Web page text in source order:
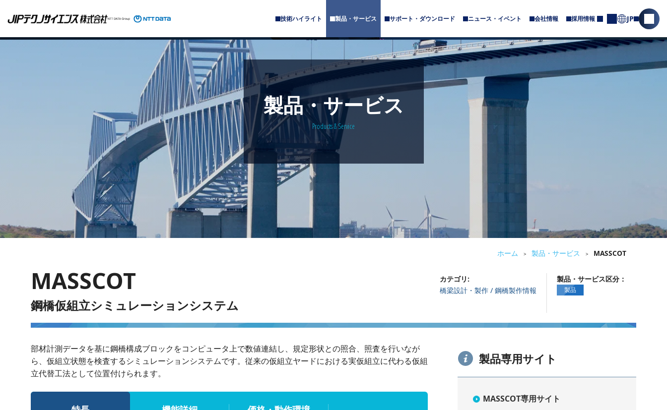
技術ハイライト 製品・サービス
サ
メ
ュ
ー
が
あ
り
ま
サポート・ダウンロード
サ
メ
ニ
ュ
ー
が
あ
り
ニュース・イベント 会社情報
サ
メ
ニ
ュ
ー
が
あ
り
ま
す
採用情報
サ
イ
ト
検
索
を
く
JP
お
問
合
製品・サービス
Products & Service
ホーム > 製品・サービス > MASSCOT
MASSCOT
鋼橋仮組立シミュレーションシステム
カテゴリ:
橋梁設計・製作 / 鋼橋製作情報
製品・サービス区分：
製品
部材計測データを基に鋼橋構成ブロックをコンピュータ上で数値連結し、規定形状との照合、照査を行いなが
ら、仮組立状態を検査するシミュレーションシステムです。従来の仮組立ヤードにおける実仮組立に代わる仮組
立代替工法として位置付けられます。
製品専用サイト
MASSCOT専用サイト